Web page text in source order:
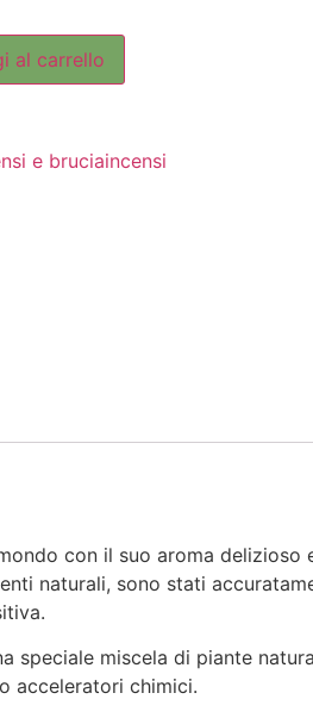
al carrello
e bruciaincensi
con il suo aroma delizioso
naturali, sono stati
speciale miscela di piante
acceleratori chimici.